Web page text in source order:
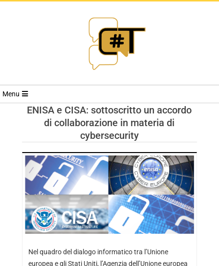
RIVISTA
TRENDS
Menu
ENISA e CISA: sottoscritto un accordo
di collaborazione in materia di
cybersecurity
Nel quadro del dialogo informatico tra l’Unione
europea e gli Stati Uniti, l’Agenzia dell’Unione europea